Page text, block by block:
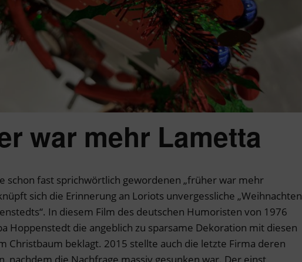
war mehr Lametta
schon fast sprichwörtlich gewordenen „früher war mehr
sich die Erinnerung an Loriots unvergessliche „Weihnachten
In diesem Film des deutschen Humoristen von 1976
Hoppenstedt die angeblich zu sparsame Dekoration mit diesen
Christbaum beklagt. 2015 stellte auch die letzte Firma deren